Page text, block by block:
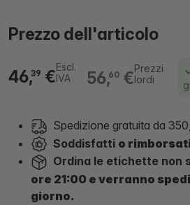
Prezzo dell'articolo
56,60 €Prezzi
lordi
46,39 €Escl.
IVA
Spedizione gratuita da
Soddisfatti o rimborsati
Ordina le etichette non
ore 21:00 e verranno
giorno.